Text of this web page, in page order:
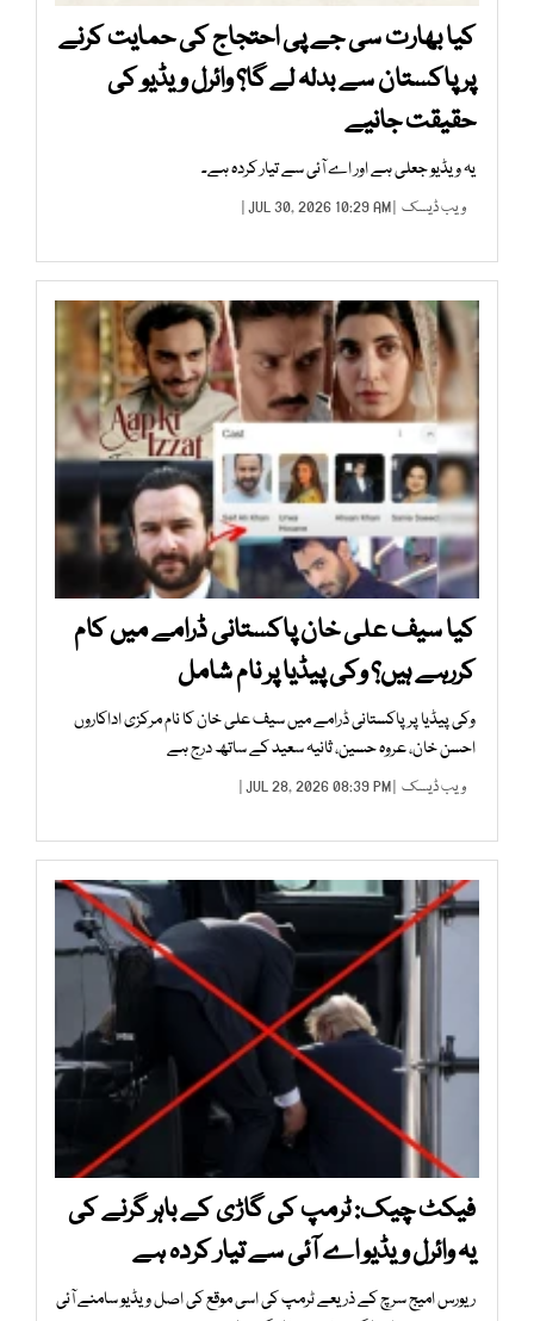
کیا بھارت سی جے پی احتجاج کی حمایت کرنے
پر پاکستان سے بدلہ لے گا؟ وائرل ویڈیو کی
حقیقت جانیے
یہ ویڈیو جعلی ہے اور اے آئی سے تیار کردہ ہے۔
ویب ڈیسک | JUL 30, 2026 10:29 AM |
کیا سیف علی خان پاکستانی ڈرامے میں کام
کررہے ہیں؟ وکی پیڈیا پر نام شامل
وکی پیڈیا پر پاکستانی ڈرامے میں سیف علی خان کا نام مرکزی اداکاروں
احسن خان، عروہ حسین، ثانیہ سعید کے ساتھ درج ہے
ویب ڈیسک | JUL 28, 2026 08:39 PM |
فیکٹ چیک: ٹرمپ کی گاڑی کے باہر گرنے کی
یہ وائرل ویڈیو اے آئی سے تیار کردہ ہے
ریورس امیج سرچ کے ذریعے ٹرمپ کی اسی موقع کی اصل ویڈیو سامنے آئی